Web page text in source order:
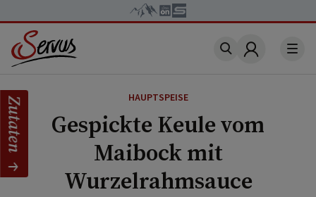
Account
HAUPTSPEISE
Gespickte Keule vom
Maibock mit
Wurzelrahmsauce
Zutaten